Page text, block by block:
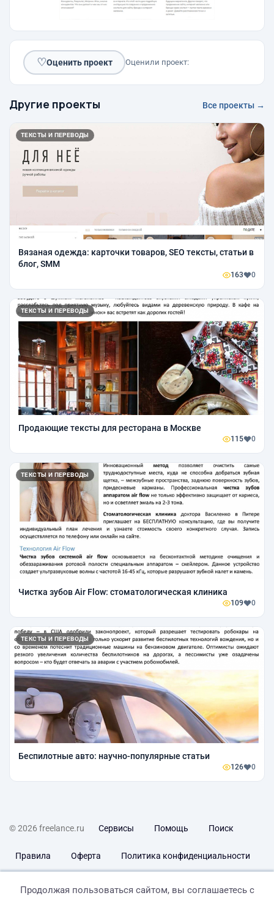
♡Оценить проект Оценили проект:
Другие проекты Все проекты →
ТЕКСТЫ И ПЕРЕВОДЫ
Вязаная одежда: карточки товаров, SEO тексты, статьи в
блог, SMM
163 0
ТЕКСТЫ И ПЕРЕВОДЫ
Продающие тексты для ресторана в Москве
115 0
ТЕКСТЫ И ПЕРЕВОДЫ
Чистка зубов Air Flow: стоматологическая клиника
109 0
ТЕКСТЫ И ПЕРЕВОДЫ
Беспилотные авто: научно-популярные статьи
126 0
© 2026 freelance.ru Сервисы Помощь Поиск
Правила Оферта Политика конфиденциальности
Продолжая пользоваться сайтом, вы соглашаетесь с